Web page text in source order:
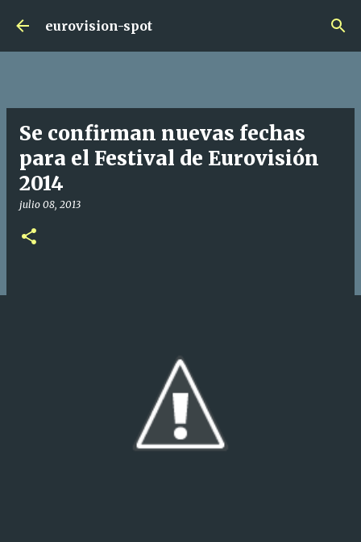
Ir al contenido principal
eurovision-spot
Se confirman nuevas fechas
para el Festival de Eurovisión
2014
julio 08, 2013